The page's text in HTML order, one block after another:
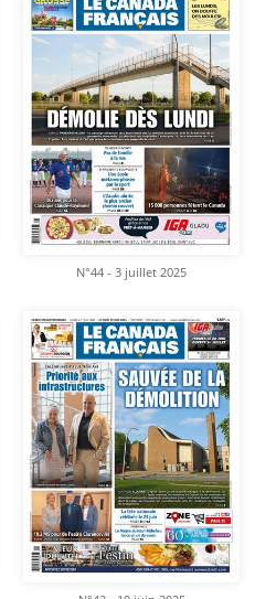
N°44 - 3 juillet 2025